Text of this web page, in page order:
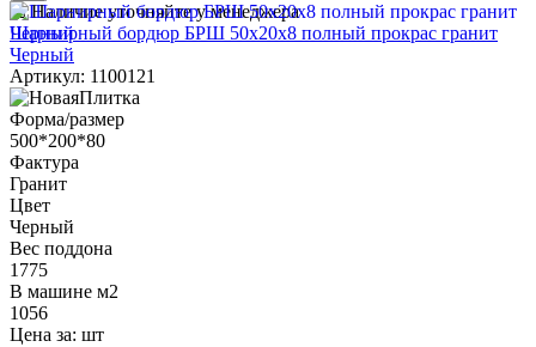
Наличие уточняйте у менеджера
Шарнирный бордюр БРШ 50х20х8 полный прокрас гранит
Черный
Артикул: 1100121
Форма/размер
500*200*80
Фактура
Гранит
Цвет
Черный
Вес поддона
1775
В машине м2
1056
Цена за: шт